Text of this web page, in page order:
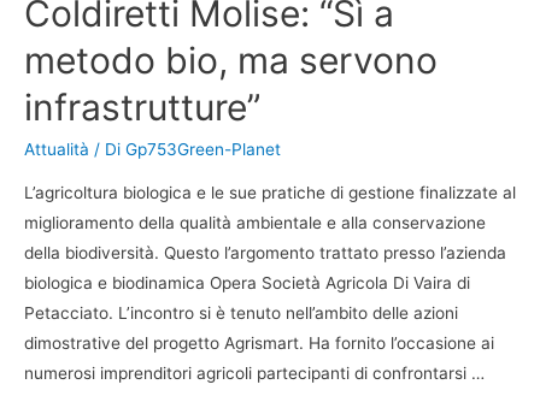
Coldiretti Molise: “Sì a
metodo bio, ma servono
infrastrutture”
Attualità / Di Gp753Green-Planet
L’agricoltura biologica e le sue pratiche di gestione finalizzate al
miglioramento della qualità ambientale e alla conservazione
della biodiversità. Questo l’argomento trattato presso l’azienda
biologica e biodinamica Opera Società Agricola Di Vaira di
Petacciato. L’incontro si è tenuto nell’ambito delle azioni
dimostrative del progetto Agrismart. Ha fornito l’occasione ai
numerosi imprenditori agricoli partecipanti di confrontarsi …